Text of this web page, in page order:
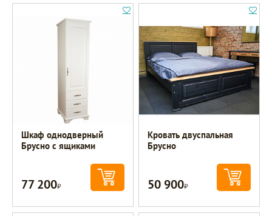
Шкаф однодверный
Брусно с ящиками
77 200Р
Кровать двуспальная
Брусно
50 900Р